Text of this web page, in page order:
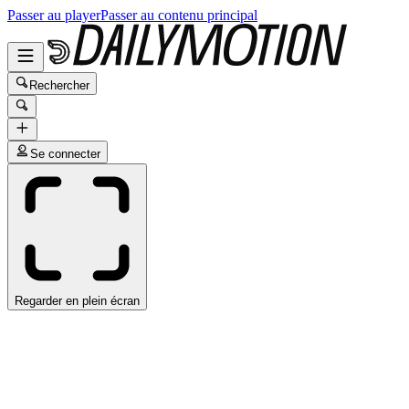
Passer au playerPasser au contenu principal
Rechercher
Se connecter
Regarder en plein écran